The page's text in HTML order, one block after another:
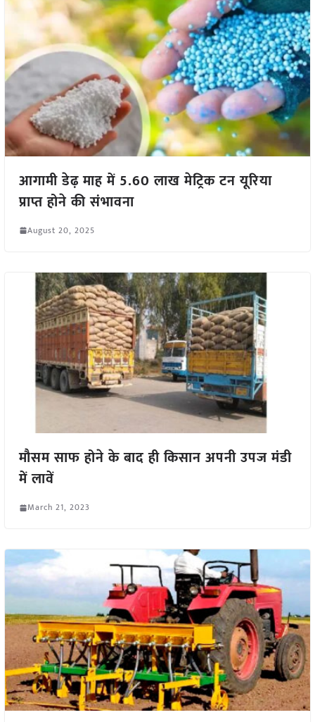
आगामी डेढ़ माह में 5.60 लाख मेट्रिक टन यूरिया
प्राप्त होने की संभावना
August 20, 2025
मौसम साफ होने के बाद ही किसान अपनी उपज मंडी
में लावें
March 21, 2023